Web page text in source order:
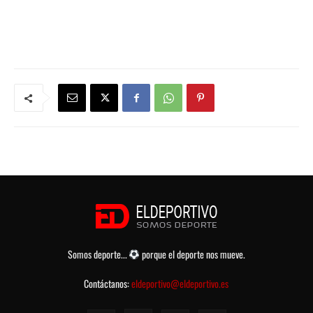
Somos deporte...
porque el deporte nos mueve.
Contáctanos:eldeportivo@eldeportivo.es